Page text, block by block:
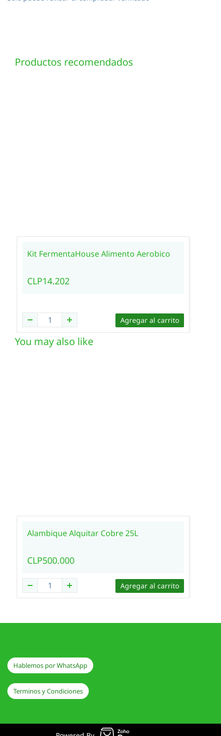
Productos recomendados
Kit FermentaHouse Alimento Aerobico
CLP14.202
Agregar al carrito
You may also like
Alambique Alquitar Cobre 25L
CLP500.000
Agregar al carrito
Hablemos por WhatsApp
Terminos y Condiciones